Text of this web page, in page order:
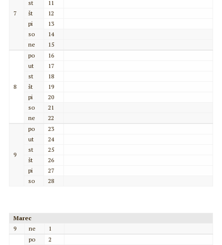
7
st
11
št
12
pi
13
so
14
ne
15
8
po
16
ut
17
st
18
št
19
pi
20
so
21
ne
22
9
po
23
ut
24
st
25
št
26
pi
27
so
28
Marec
9
ne 1
po
2